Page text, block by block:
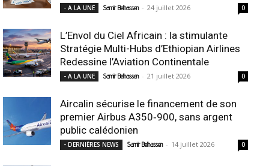
- A LA UNE Samir Belhassen - 24 juillet 2026 0
L’Envol du Ciel Africain : la stimulante
Stratégie Multi-Hubs d’Ethiopian Airlines
Redessine l’Aviation Continentale
- A LA UNE Samir Belhassen - 21 juillet 2026 0
Aircalin sécurise le financement de son
premier Airbus A350‑900, sans argent
public calédonien
- DERNIÈRES NEWS Samir Belhassen - 14 juillet 2026 0